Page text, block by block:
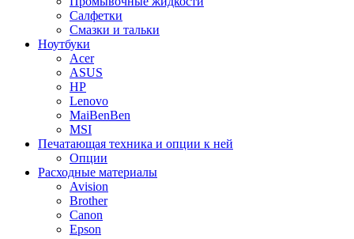
Салфетки
Смазки и тальки
Ноутбуки
Acer
ASUS
HP
Lenovo
MaiBenBen
MSI
Печатающая техника и опции к ней
Опции
Расходные материалы
Avision
Brother
Canon
Epson